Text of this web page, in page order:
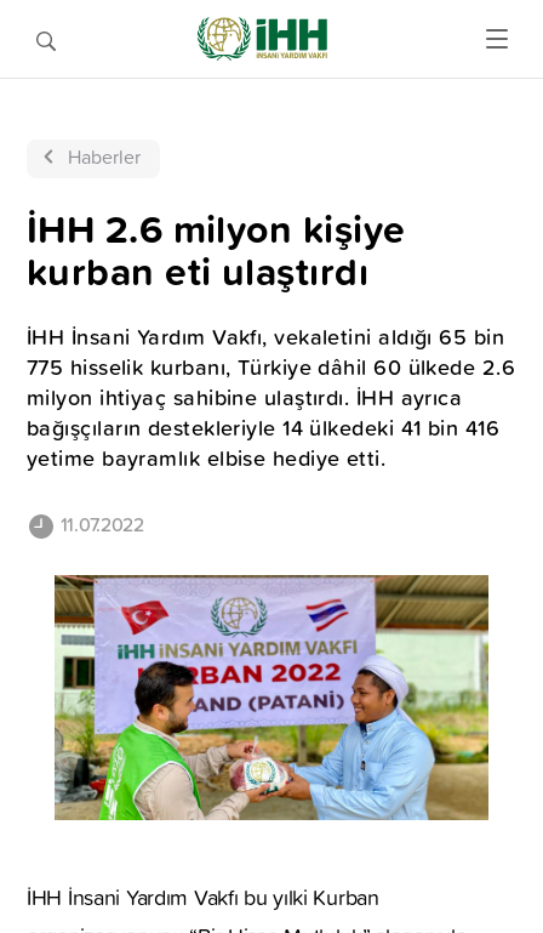
Haberler
İHH 2.6 milyon kişiye
kurban eti ulaştırdı
İHH İnsani Yardım Vakfı, vekaletini aldığı 65 bin
775 hisselik kurbanı, Türkiye dâhil 60 ülkede 2.6
milyon ihtiyaç sahibine ulaştırdı. İHH ayrıca
bağışçıların destekleriyle 14 ülkedeki 41 bin 416
yetime bayramlık elbise hediye etti.
11.07.2022
İHH İnsani Yardım Vakfı bu yılki Kurban